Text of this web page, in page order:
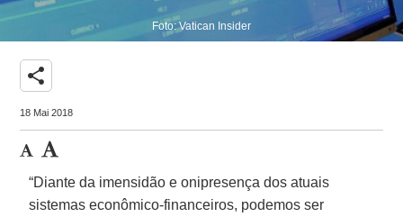
Foto: Vatican Insider
share
18 Mai 2018
“Diante da imensidão e onipresença dos atuais
sistemas econômico-financeiros, podemos ser